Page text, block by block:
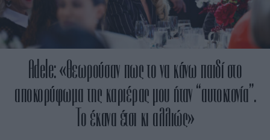
Adele: «Θεωρούσαν πως το να κάνω παιδί στο
αποκορύφωμα της καριέρας μου ήταν “αυτοκτονία”.
Το έκανα έτσι κι αλλιώς»